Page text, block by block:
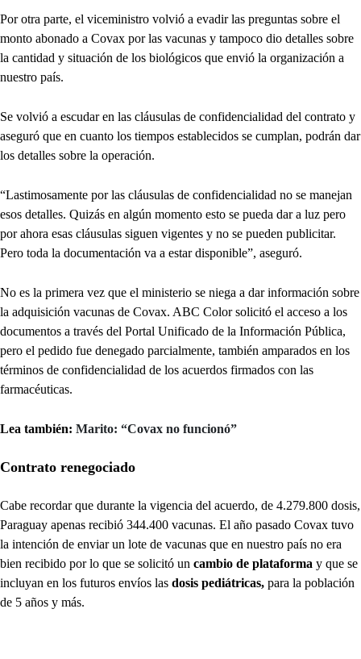
Por otra parte, el viceministro volvió a evadir las preguntas sobre el
monto abonado a Covax por las vacunas y tampoco dio detalles sobre
la cantidad y situación de los biológicos que envió la organización a
nuestro país.
Se volvió a escudar en las cláusulas de confidencialidad del contrato y
aseguró que en cuanto los tiempos establecidos se cumplan, podrán dar
los detalles sobre la operación.
“Lastimosamente por las cláusulas de confidencialidad no se manejan
esos detalles. Quizás en algún momento esto se pueda dar a luz pero
por ahora esas cláusulas siguen vigentes y no se pueden publicitar.
Pero toda la documentación va a estar disponible”, aseguró.
No es la primera vez que el ministerio se niega a dar información sobre
la adquisición vacunas de Covax. ABC Color solicitó el acceso a los
documentos a través del Portal Unificado de la Información Pública,
pero el pedido fue denegado parcialmente, también amparados en los
términos de confidencialidad de los acuerdos firmados con las
farmacéuticas.
Lea también: Marito: “Covax no funcionó”
Contrato renegociado
Cabe recordar que durante la vigencia del acuerdo, de 4.279.800 dosis,
Paraguay apenas recibió 344.400 vacunas. El año pasado Covax tuvo
la intención de enviar un lote de vacunas que en nuestro país no era
bien recibido por lo que se solicitó un cambio de plataforma y que se
incluyan en los futuros envíos las dosis pediátricas, para la población
de 5 años y más.